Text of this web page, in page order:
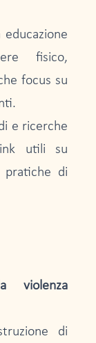
fisico,
focus su
e ricerche
utili su
pratiche di
violenza
di